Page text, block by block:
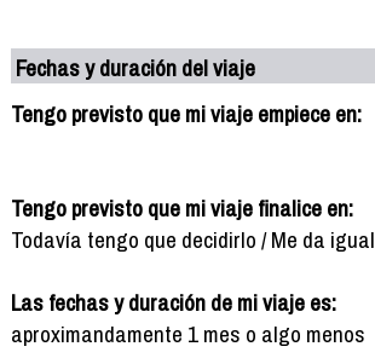
Fechas y duración del viaje
Tengo previsto que mi viaje empiece en:
Tengo previsto que mi viaje finalice en:
Todavía tengo que decidirlo / Me da igual
Las fechas y duración de mi viaje es:
aproximandamente 1 mes o algo menos